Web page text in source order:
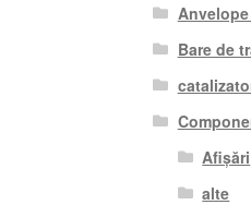
Bare de
Afișări
alte